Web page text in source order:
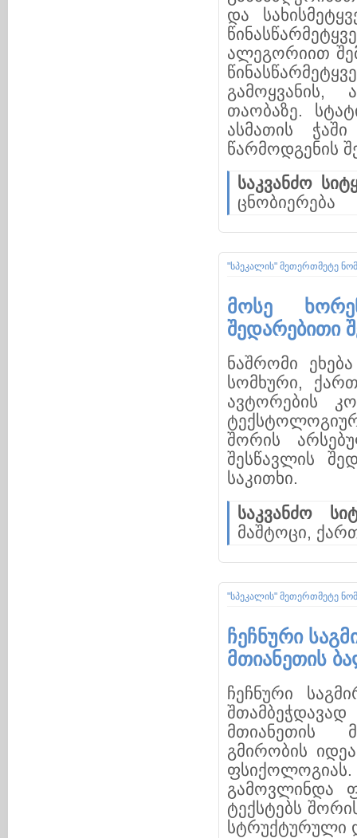
და
ალეგორიით
გამოყვანის,
თაობაზე.
ასმათის
წარმოდგენის
საკვანძო
ცნობიერება
"სპეკალის" მეთერთმეტე
მოსე
შედარებითი
ნაშრომი
სომხური,
ავტორების
შორის
შესწავლის
საკითხი.
საკვანძო
მაშტოცი,
"სპეკალის" მეთერთმეტე
ჩეჩნური
მთიანეთის
ჩეჩნური
მთიანეთის
გმირობის
გამოვლინდა
ტექსტებს
სტრუქტურული